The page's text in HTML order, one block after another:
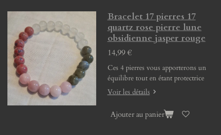
Bracelet 17 pierres 17
quartz rose pierre lune
obsidienne jasper rouge
14,99 €
Ces 4 pierres vous apporterons un
équilibre tout en étant protectrice
Voir les détails
Ajouter au panier